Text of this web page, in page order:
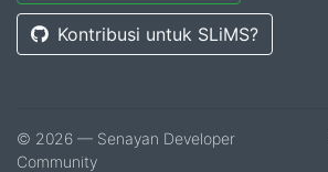
Kontribusi untuk SLiMS?
© 2026 — Senayan Developer
Community